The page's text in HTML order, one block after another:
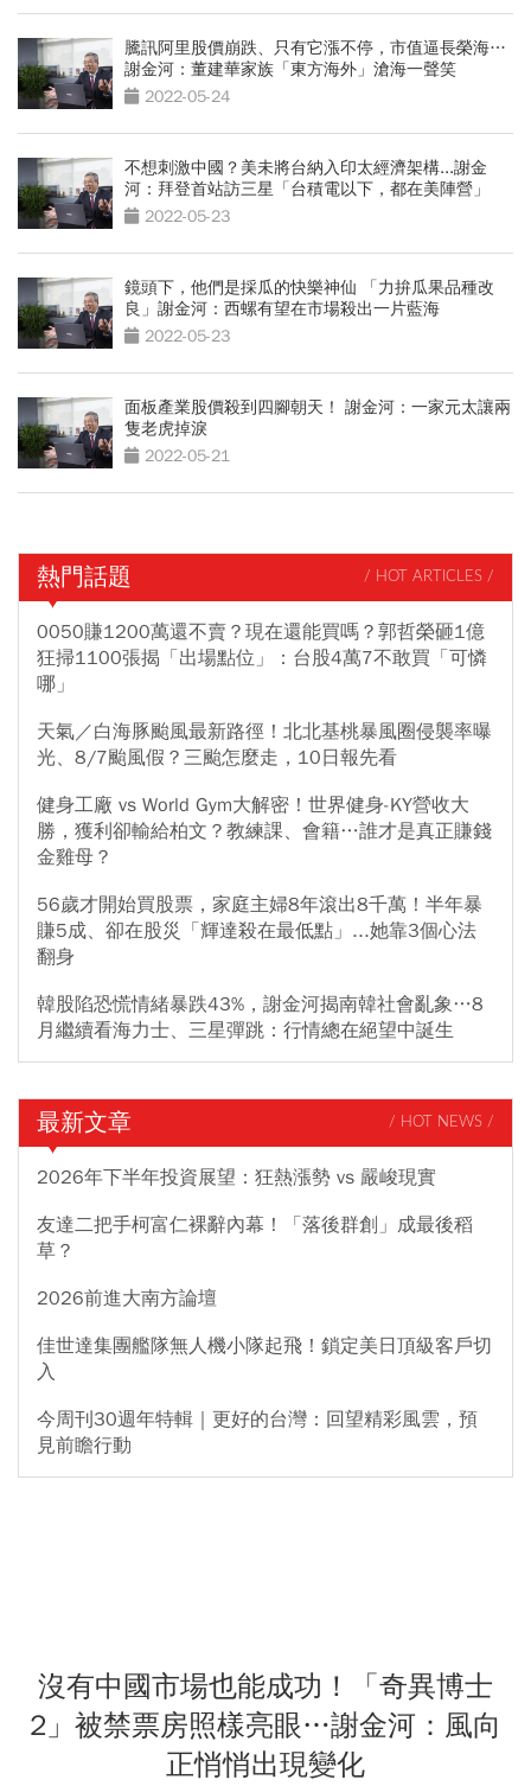
騰訊阿里股價崩跌、只有它漲不停，市值逼長榮海…
謝金河：董建華家族「東方海外」滄海一聲笑
2022-05-24
不想刺激中國？美未將台納入印太經濟架構...謝金
河：拜登首站訪三星「台積電以下，都在美陣營」
2022-05-23
鏡頭下，他們是採瓜的快樂神仙 「力拚瓜果品種改
良」謝金河：西螺有望在市場殺出一片藍海
2022-05-23
面板產業股價殺到四腳朝天！ 謝金河：一家元太讓兩
隻老虎掉淚
2022-05-21
熱門話題 / HOT ARTICLES /
0050賺1200萬還不賣？現在還能買嗎？郭哲榮砸1億
狂掃1100張揭「出場點位」：台股4萬7不敢買「可憐
哪」
天氣／白海豚颱風最新路徑！北北基桃暴風圈侵襲率曝
光、8/7颱風假？三颱怎麼走，10日報先看
健身工廠 vs World Gym大解密！世界健身-KY營收大
勝，獲利卻輸給柏文？教練課、會籍…誰才是真正賺錢
金雞母？
56歲才開始買股票，家庭主婦8年滾出8千萬！半年暴
賺5成、卻在股災「輝達殺在最低點」...她靠3個心法
翻身
韓股陷恐慌情緒暴跌43%，謝金河揭南韓社會亂象…8
月繼續看海力士、三星彈跳：行情總在絕望中誕生
最新文章 / HOT NEWS /
2026年下半年投資展望：狂熱漲勢 vs 嚴峻現實
友達二把手柯富仁裸辭內幕！「落後群創」成最後稻
草？
2026前進大南方論壇
佳世達集團艦隊無人機小隊起飛！鎖定美日頂級客戶切
入
今周刊30週年特輯｜更好的台灣：回望精彩風雲，預
見前瞻行動
沒有中國市場也能成功！「奇異博士
2」被禁票房照樣亮眼…謝金河：風向
正悄悄出現變化